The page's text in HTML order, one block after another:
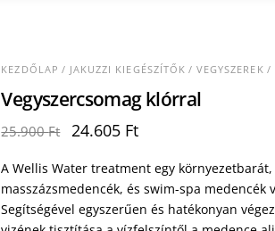
KEZDŐLAP / JAKUZZI KIEGÉSZÍTŐK/VEGYSZEREK/
Vegyszercsomag klórral
25.900Ft
Original
was:
25.900 Ft.
24.605 FtCurrent
is:
24.605 Ft.
A Wellis Water treatment egy környezetbarát,
masszázsmedencék, és swim-spa medencék
Segítségével egyszerűen és hatékonyan